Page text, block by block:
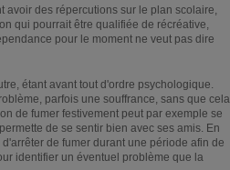
des répercutions sur le plan scolaire,
qui pourrait être qualifiée de récréative,
pour le moment ne veut pas dire
étant avant tout d'ordre psychologique.
parfois une souffrance, sans que cela
de fumer festivement peut par exemple se
de se sentir bien avec ses amis. En
de fumer durant une période afin de
identifier un éventuel problème que la